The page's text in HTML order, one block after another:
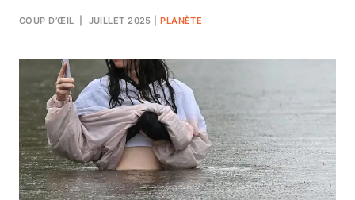
COUP D’ŒIL | JUILLET 2025 |PLANÈTE